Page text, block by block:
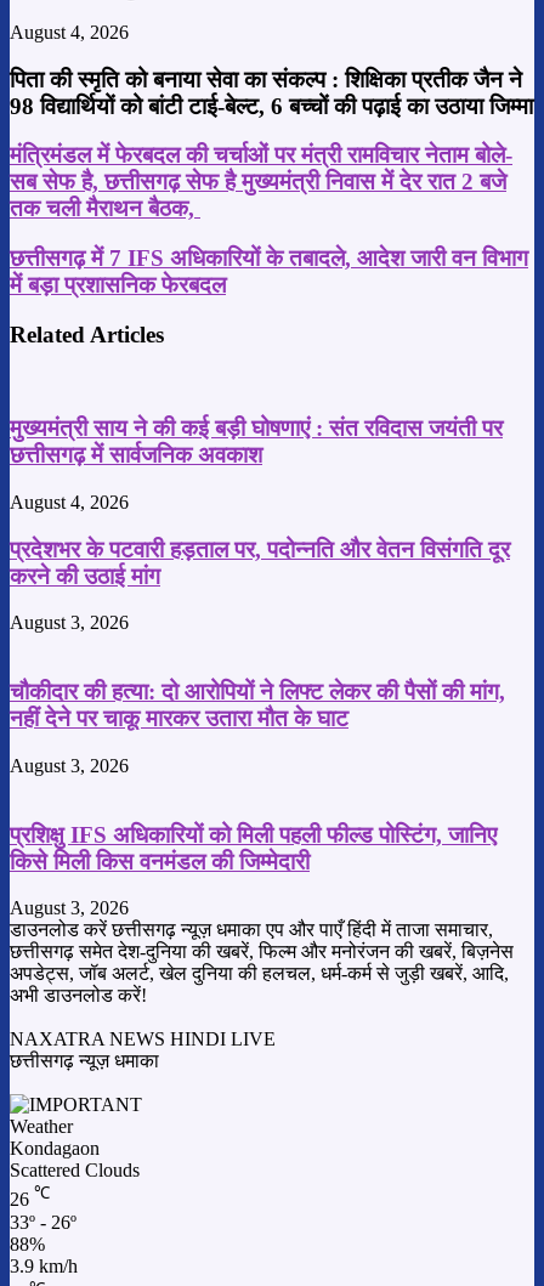
August 4, 2026
पिता की स्मृति को बनाया सेवा का संकल्प : शिक्षिका प्रतीक जैन ने
98 विद्यार्थियों को बांटी टाई-बेल्ट, 6 बच्चों की पढ़ाई का उठाया जिम्मा
मंत्रिमंडल
में
फेरबदल
की
पर
मंत्री
नेताम
बोले-
छत्तीसगढ़
सेफ
मुख्यमंत्री
में
देर
रात
बजे
चली
मैराथन
बैठक,
मंत्रिमंडल में फेरबदल की चर्चाओं पर मंत्री रामविचार नेताम बोले-
सब सेफ है, छत्तीसगढ़ सेफ है मुख्यमंत्री निवास में देर रात 2 बजे
तक चली मैराथन बैठक,
छत्तीसगढ़
में
7
अधिकारियों
जारी वन
विभाग
बड़ा
प्रशासनिक
फेरबदल
छत्तीसगढ़ में 7 IFS अधिकारियों के तबादले, आदेश जारी वन विभाग
में बड़ा प्रशासनिक फेरबदल
Related Articles
मुख्यमंत्री साय ने की कई बड़ी घोषणाएं : संत रविदास जयंती पर
छत्तीसगढ़ में सार्वजनिक अवकाश
August 4, 2026
प्रदेशभर के पटवारी हड़ताल पर, पदोन्नति और वेतन विसंगति दूर
करने की उठाई मांग
August 3, 2026
चौकीदार की हत्या: दो आरोपियों ने लिफ्ट लेकर की पैसों की मांग,
नहीं देने पर चाकू मारकर उतारा मौत के घाट
August 3, 2026
प्रशिक्षु IFS अधिकारियों को मिली पहली फील्ड पोस्टिंग, जानिए
किसे मिली किस वनमंडल की जिम्मेदारी
August 3, 2026
डाउनलोड करें छत्तीसगढ़ न्यूज़ धमाका एप और पाएँ हिंदी में ताजा समाचार,
छत्तीसगढ़ समेत देश-दुनिया की खबरें, फिल्म और मनोरंजन की खबरें, बिज़नेस
अपडेट्स, जॉब अलर्ट, खेल दुनिया की हलचल, धर्म-कर्म से जुड़ी खबरें, आदि,
अभी डाउनलोड करें!
NAXATRA NEWS HINDI LIVE
छत्तीसगढ़ न्यूज़ धमाका
Weather
Kondagaon
Scattered Clouds
26 ℃
33º - 26º
88%
3.9 km/h